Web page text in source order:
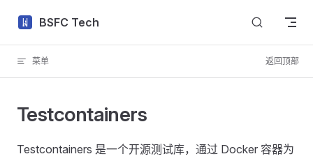
Skip to content
BSFC Tech
菜单 返回顶部
Testcontainers
Testcontainers 是一个开源测试库，通过 Docker 容器为